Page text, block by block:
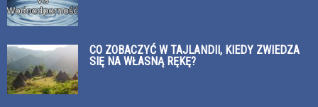
CO ZOBACZYĆ W TAJLANDII, KIEDY ZWIEDZA
SIĘ NA WŁASNĄ RĘKĘ?